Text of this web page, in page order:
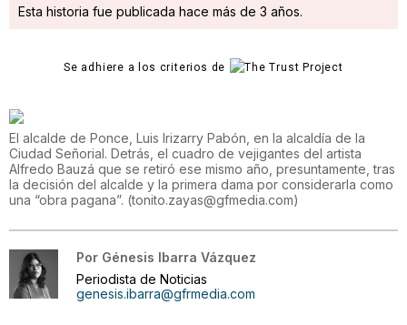
Esta historia fue publicada hace más de 3 años.
Se adhiere a los criterios de
El alcalde de Ponce, Luis Irizarry Pabón, en la alcaldía de la
Ciudad Señorial. Detrás, el cuadro de vejigantes del artista
Alfredo Bauzá que se retiró ese mismo año, presuntamente, tras
la decisión del alcalde y la primera dama por considerarla como
una “obra pagana”. (tonito.zayas@gfmedia.com)
Por Génesis Ibarra Vázquez
Periodista de Noticias
genesis.ibarra@gfrmedia.com